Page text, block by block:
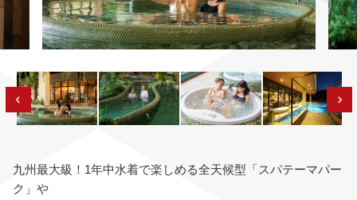
九州最大級！1年中水着で楽しめる全天候型「スパテーマパー
ク」や